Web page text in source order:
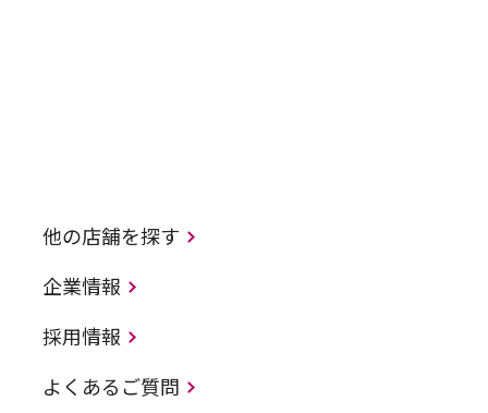
他の店舗を探す
企業情報
採用情報
よくあるご質問